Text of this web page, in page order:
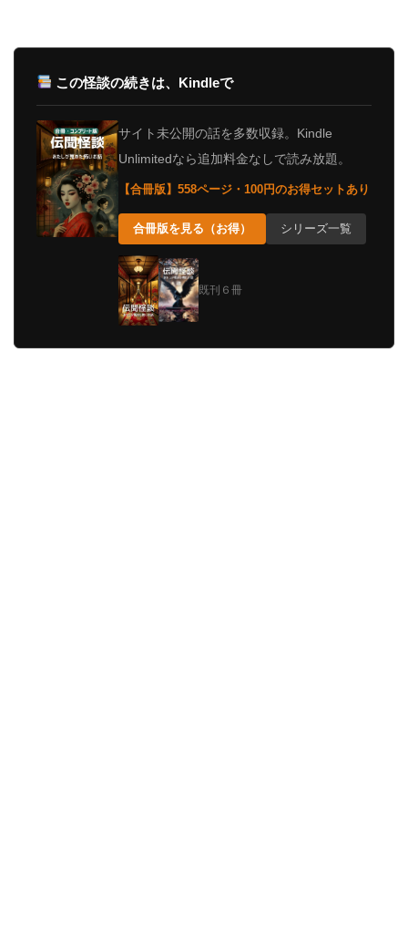
この怪談の続きは、Kindleで
サイト未公開の話を多数収録。Kindle
Unlimitedなら追加料金なしで読み放題。
【合冊版】558ページ・100円のお得セットあり
合冊版を見る（お得） シリーズ一覧
既刊６冊